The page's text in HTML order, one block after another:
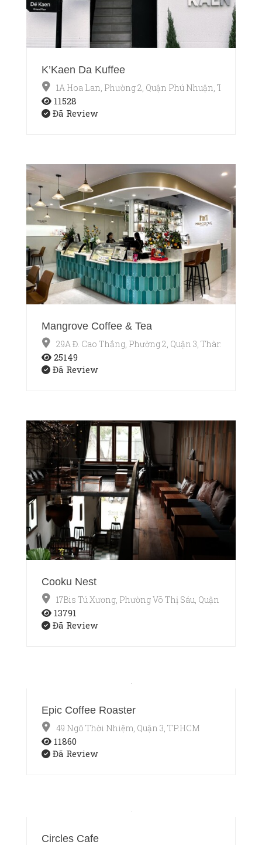
K’Kaen Da Kuffee
1A Hoa Lan, Phường 2, Quận Phú Nhuận, TP.HCM
11528
Đã Review
Mangrove Coffee & Tea
29A Đ. Cao Thắng, Phường 2, Quận 3, Thành phố
25149
Đã Review
Cooku Nest
17Bis Tú Xương, Phường Võ Thị Sáu, Quận 3, TP.HCM
13791
Đã Review
Epic Coffee Roaster
49 Ngô Thời Nhiệm, Quận 3, TP.HCM
11860
Đã Review
Circles Cafe